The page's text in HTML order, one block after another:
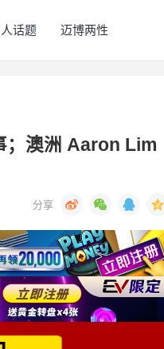
话题 迈博两性
；澳洲 Aaron Lim